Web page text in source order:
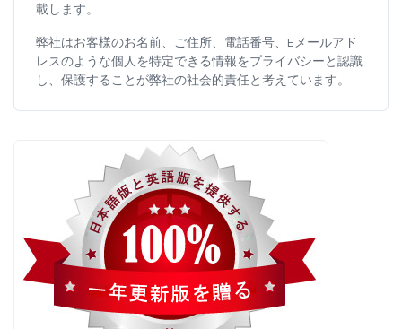
載します。
弊社はお客様のお名前、ご住所、電話番号、Eメールアド
レスのような個人を特定できる情報をプライバシーと認識
し、保護することが弊社の社会的責任と考えています。